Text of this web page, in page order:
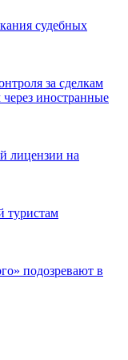
судебных
за сделкам
иностранные
лицензии на
туристам
подозревают в